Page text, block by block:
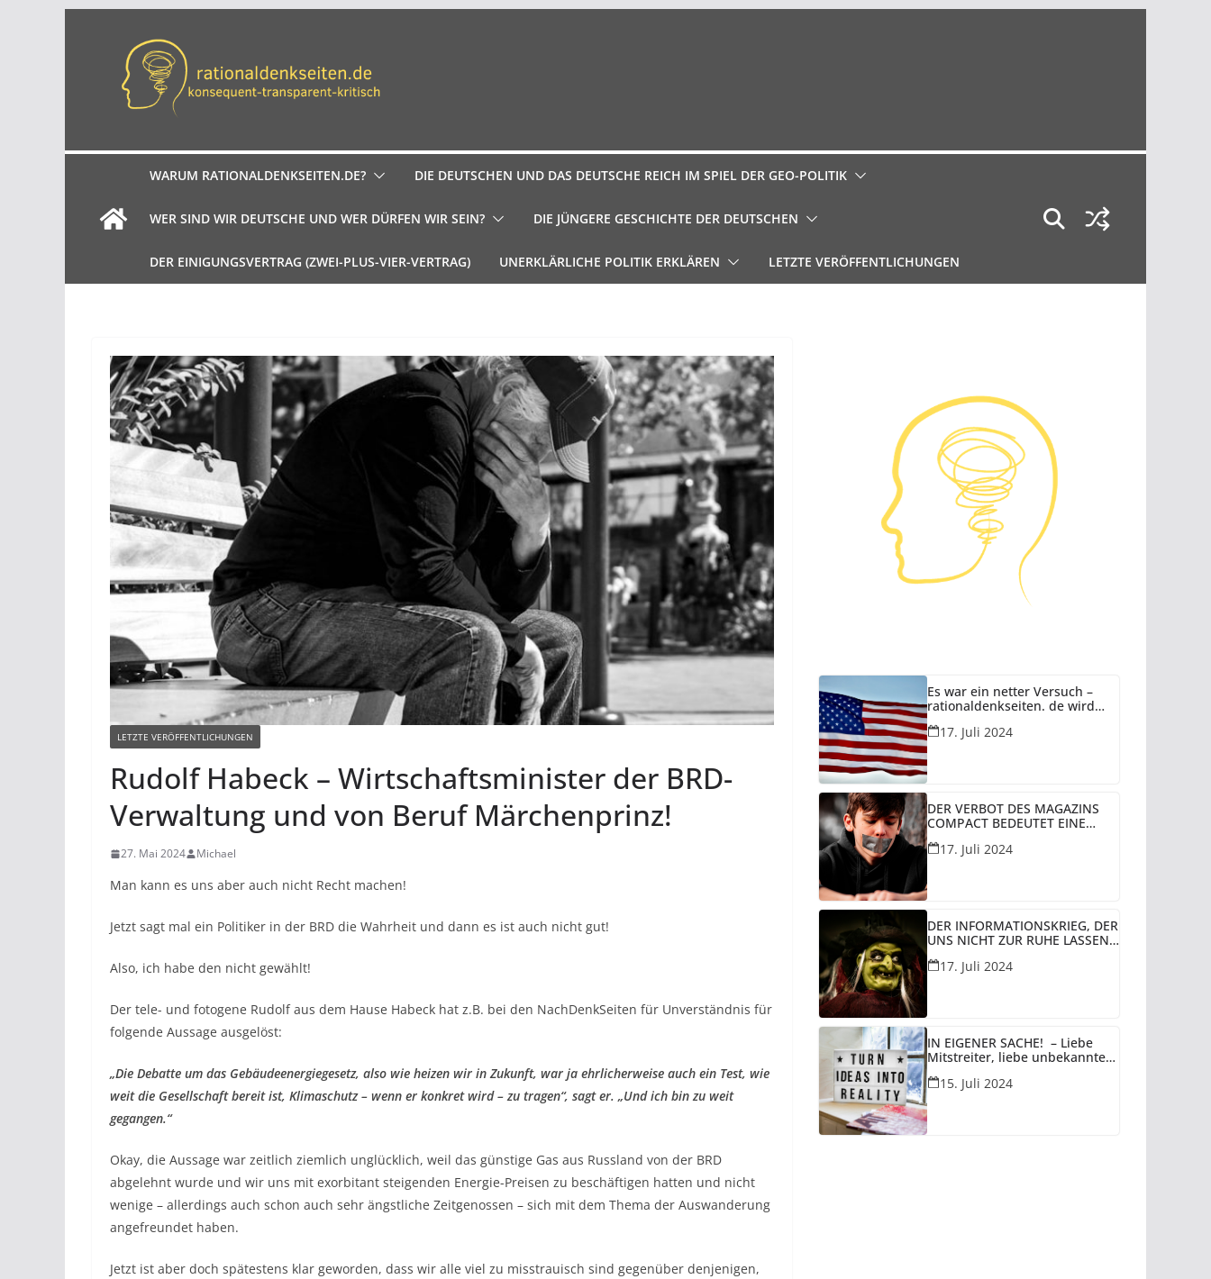
WARUM RATIONALDENKSEITEN.DE? DIE DEUTSCHEN UND DAS DEUTSCHE REICH IM SPIEL DER GEO-POLITIK
WER SIND WIR DEUTSCHE UND WER DÜRFEN WIR SEIN? DIE JÜNGERE GESCHICHTE DER DEUTSCHEN
DER EINIGUNGSVERTRAG (ZWEI-PLUS-VIER-VERTRAG) UNERKLÄRLICHE POLITIK ERKLÄREN LETZTE VERÖFFENTLICHUNGEN
LETZTE VERÖFFENTLICHUNGEN
Rudolf Habeck – Wirtschaftsminister der BRD-
Verwaltung und von Beruf Märchenprinz!
27. Mai 2024 Michael
Man kann es uns aber auch nicht Recht machen!
Jetzt sagt mal ein Politiker in der BRD die Wahrheit und dann es ist auch nicht gut!
Also, ich habe den nicht gewählt!
Der tele- und fotogene Rudolf aus dem Hause Habeck hat z.B. bei den NachDenkSeiten für Unverständnis für
folgende Aussage ausgelöst:
„Die Debatte um das Gebäudeenergiegesetz, also wie heizen wir in Zukunft, war ja ehrlicherweise auch ein Test, wie
weit die Gesellschaft bereit ist, Klimaschutz – wenn er konkret wird – zu tragen“, sagt er. „Und ich bin zu weit
gegangen.“
Okay, die Aussage war zeitlich ziemlich unglücklich, weil das günstige Gas aus Russland von der BRD
abgelehnt wurde und wir uns mit exorbitant steigenden Energie-Preisen zu beschäftigen hatten und nicht
wenige – allerdings auch schon auch sehr ängstliche Zeitgenossen – sich mit dem Thema der Auswanderung
angefreundet haben.
Jetzt ist aber doch spätestens klar geworden, dass wir alle viel zu misstrauisch sind gegenüber denjenigen,
Es war ein netter Versuch –
rationaldenkseiten. de wird
eingestellt!
17. Juli 2024
DER VERBOT DES MAGAZINS
COMPACT BEDEUTET EINE
WEITERE ZÄSUR FÜR DIE
VERMEINTLICHE DEMOKRATIE
17. Juli 2024
DER INFORMATIONSKRIEG, DER
UNS NICHT ZUR RUHE LASSEN
KOMMEN SOLL!
17. Juli 2024
IN EIGENER SACHE! – Liebe
Mitstreiter, liebe unbekannte
Leser dieser Seite,
15. Juli 2024